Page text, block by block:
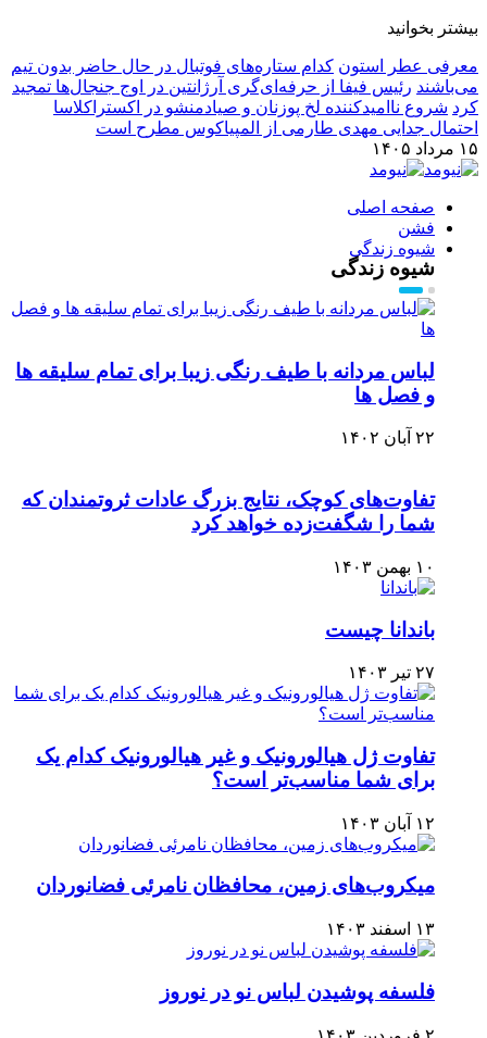
بیشتر بخوانید
معرفی عطر استون کدام ستاره‌های فوتبال در حال حاضر بدون تیم
می‌باشند رئیس فیفا از حرفه‌ای‌گری آرژانتین در اوج جنجال‌ها تمجید
کرد شروع ناامیدکننده لخ پوزنان و صیادمنشو در اکستراکلاسا
احتمال جدایی مهدی طارمی از المپیاکوس مطرح است
۱۵ مرداد ۱۴۰۵
صفحه اصلی
فشن
شیوه زندگی
شیوه زندگی
لباس مردانه با طیف رنگی زیبا برای تمام سلیقه ها
و فصل ها
۲۲ آبان ۱۴۰۲
تفاوت‌های کوچک، نتایج بزرگ عادات ثروتمندان که
شما را شگفت‌زده خواهد کرد
۱۰ بهمن ۱۴۰۳
باندانا چیست
۲۷ تیر ۱۴۰۳
تفاوت ژل هیالورونیک و غیر هیالورونیک کدام یک
برای شما مناسب‌تر است؟
۱۲ آبان ۱۴۰۳
میکروب‌های زمین، محافظان نامرئی فضانوردان
۱۳ اسفند ۱۴۰۳
فلسفه پوشیدن لباس نو در نوروز